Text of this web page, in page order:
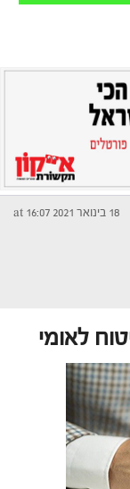
18 בינואר 2021 at 16:07
לאומי